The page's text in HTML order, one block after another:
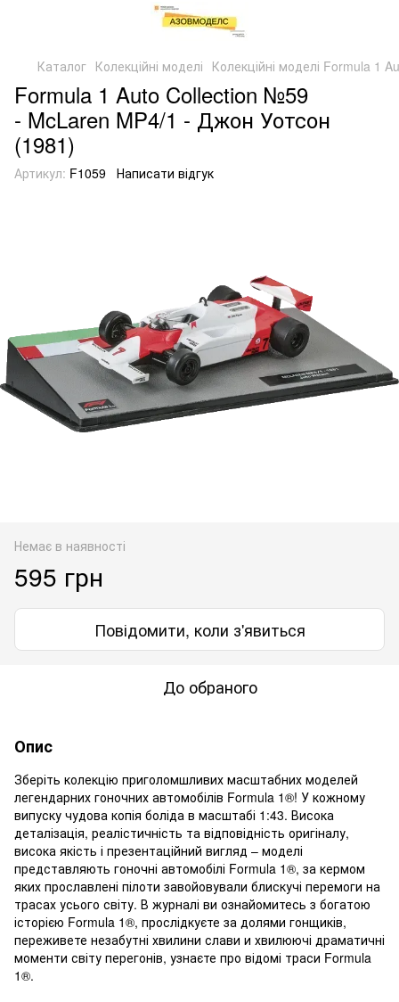
Каталог Колекційні моделі Колекційні моделі Formula 1
Formula 1 Auto Collection №59
- McLaren MP4/1 - Джон Уотсон
(1981)
Артикул: F1059 Написати відгук
Немає в наявності
595 грн
Повідомити, коли з'явиться
До обраного
Опис
Зберіть колекцію приголомшливих масштабних моделей
легендарних гоночних автомобілів Formula 1®! У кожному
випуску чудова копія боліда в масштабі 1:43. Висока
деталізація, реалістичність та відповідність оригіналу,
висока якість і презентаційний вигляд – моделі
представляють гоночні автомобілі Formula 1®, за кермом
яких прославлені пілоти завойовували блискучі перемоги на
трасах усього світу. В журналі ви ознайомитесь з богатою
історією Formula 1®, прослідкуєте за долями гонщиків,
переживете незабутні хвилини слави и хвилюючі драматичні
моменти світу перегонів, узнаєте про відомі траси Formula
1®.